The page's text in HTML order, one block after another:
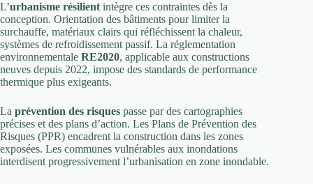
L’urbanisme résilientintègre ces contraintes dès la
conception. Orientation des bâtiments pour limiter la
surchauffe, matériaux clairs qui réfléchissent la chaleur,
systèmes de refroidissement passif. La réglementation
environnementale RE2020, applicable aux constructions
neuves depuis 2022, impose des standards de performance
thermique plus exigeants.
La prévention des risques passe par des cartographies
précises et des plans d’action. Les Plans de Prévention des
Risques (PPR) encadrent la construction dans les zones
exposées. Les communes vulnérables aux inondations
interdisent progressivement l’urbanisation en zone inondable.